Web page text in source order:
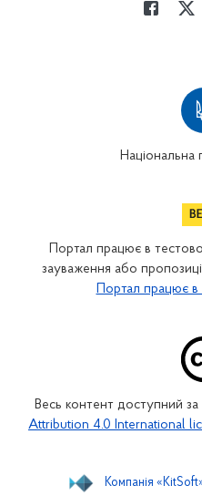
Національна
Портал працює в
зауваження або
Портал працює в
Весь контент доступний за
Attribution 4.0 International
Компанія